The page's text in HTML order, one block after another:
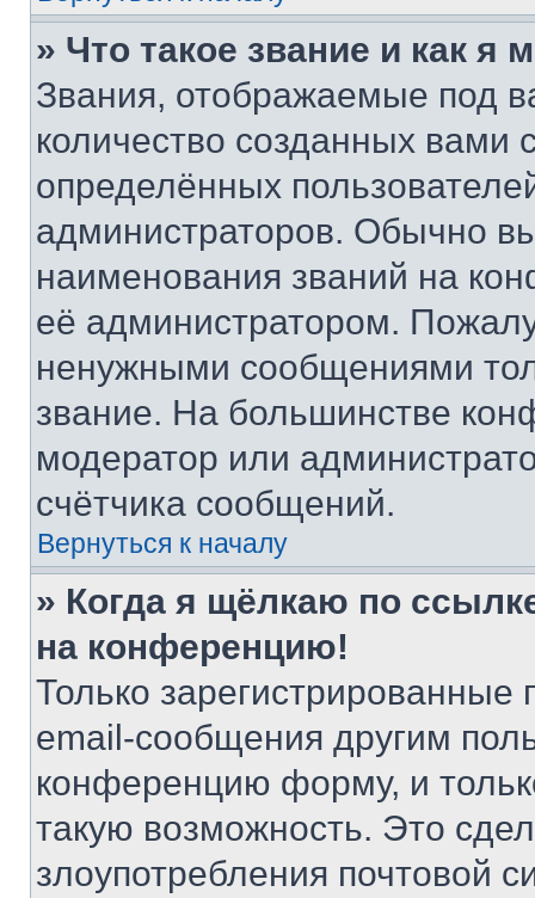
» Что такое звание и как я
Звания, отображаемые под
количество созданных
определённых
администраторов. Обычно
наименования званий на
её администратором.
ненужными сообщениями
звание. На большинстве
модератор или
счётчика сообщений.
Вернуться к началу
» Когда я щёлкаю по
на конференцию!
Только зарегистрированные
email-сообщения другим
конференцию форму, и
такую возможность. Это
злоупотребления почтовой